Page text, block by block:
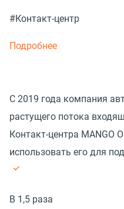
#Контакт-центр
Подробнее
С 2019 года компания
растущего потока
Контакт-центра MANGO
использовать его для
В 1,5 раза